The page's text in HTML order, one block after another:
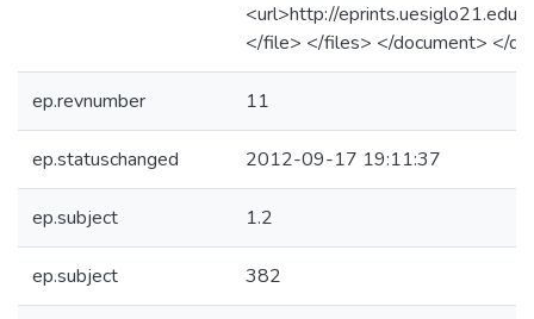
<url>http://
</file> </files> </document> </
ep.revnumber 11
ep.statuschanged 2012-09-17 19:11:37
ep.subject 1.2
ep.subject 382